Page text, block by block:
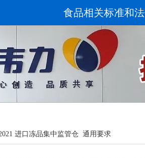
食品相关标准和
进口冻品集中监管仓 通用要求